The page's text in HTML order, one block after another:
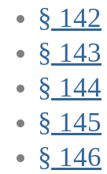
§ 142
§ 143
§ 144
§ 145
§ 146